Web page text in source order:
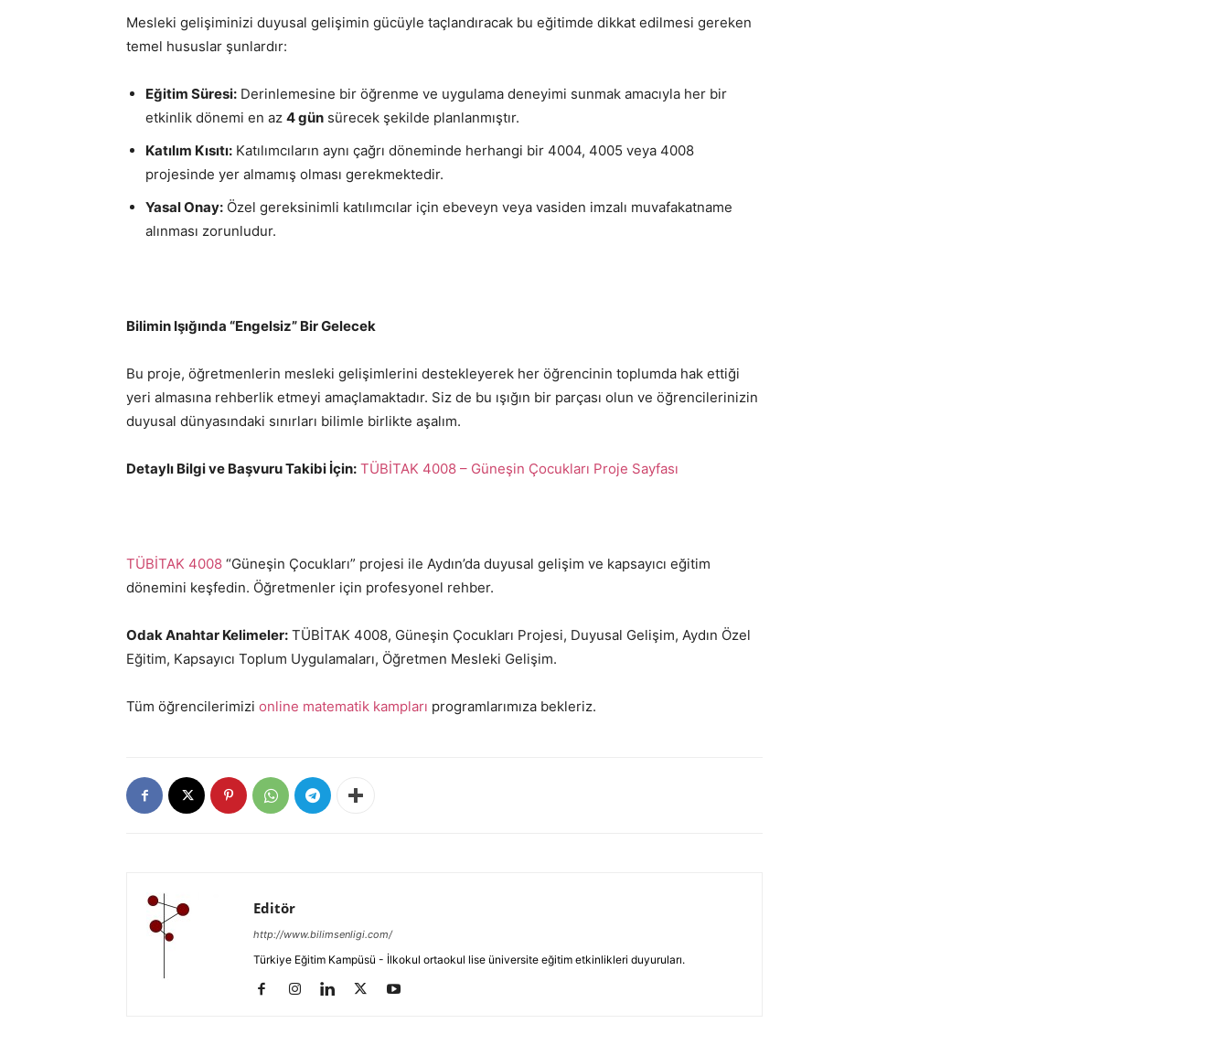
Mesleki gelişiminizi duyusal gelişimin gücüyle taçlandıracak bu eğitimde dikkat edilmesi gereken
temel hususlar şunlardır:
Eğitim Süresi: Derinlemesine bir öğrenme ve uygulama deneyimi sunmak amacıyla her bir
etkinlik dönemi en az 4 gün sürecek şekilde planlanmıştır.
Katılım Kısıtı: Katılımcıların aynı çağrı döneminde herhangi bir 4004, 4005 veya 4008
projesinde yer almamış olması gerekmektedir.
Yasal Onay: Özel gereksinimli katılımcılar için ebeveyn veya vasiden imzalı muvafakatname
alınması zorunludur.
Bilimin Işığında “Engelsiz” Bir Gelecek
Bu proje, öğretmenlerin mesleki gelişimlerini destekleyerek her öğrencinin toplumda hak ettiği
yeri almasına rehberlik etmeyi amaçlamaktadır. Siz de bu ışığın bir parçası olun ve öğrencilerinizin
duyusal dünyasındaki sınırları bilimle birlikte aşalım.
Detaylı Bilgi ve Başvuru Takibi İçin: TÜBİTAK 4008 – Güneşin Çocukları Proje Sayfası
TÜBİTAK 4008 “Güneşin Çocukları” projesi ile Aydın’da duyusal gelişim ve kapsayıcı eğitim
dönemini keşfedin. Öğretmenler için profesyonel rehber.
Odak Anahtar Kelimeler: TÜBİTAK 4008, Güneşin Çocukları Projesi, Duyusal Gelişim, Aydın Özel
Eğitim, Kapsayıcı Toplum Uygulamaları, Öğretmen Mesleki Gelişim.
Tüm öğrencilerimizi online matematik kampları programlarımıza bekleriz.
Editör
http://www.bilimsenligi.com/
Türkiye Eğitim Kampüsü - İlkokul ortaokul lise üniversite eğitim etkinlikleri duyuruları.